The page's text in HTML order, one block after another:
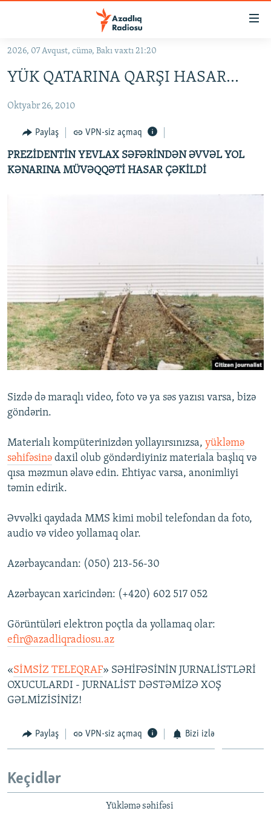
Əsas
qayıt
naviqasiyaya
Axtarışa
keç
#İZAHLA
KORRUPSIOMETR
#ƏSLINDƏ
FƏRQƏ BAX
QANUNI DOĞRU
İNFOQRAFIKA
KARIKATURA
AZƏRBAYCAN ƏDƏBIYYATI KITABXANASI
İSLAM VƏ DEMOKRATIYA
İZ - MƏDƏNIYYƏT PROQRAMI
MISSIYAMIZ
PEŞƏ ETIKASI VƏ JURNALISTIKA STANDARTLARIMIZ
MATERIALLARIMIZDAN ISTIFADƏ
AZADLIQRADIOSU MOBIL TELEFONUNUZDA
BIZIMLƏ ƏLAQƏ
XƏBƏR BÜLLETENLƏRIMIZ
BIZI IZLƏ
RFE/RL-in bütün saytları
2026, 07 Avqust, cümə, Bakı vaxtı 21:20
YÜK QATARINA QARŞI HASAR...
Oktyabr 26, 2010
Paylaş VPN-siz açmaq
PREZİDENTİN YEVLAX SƏFƏRİNDƏN ƏVVƏL YOL
KƏNARINA MÜVƏQQƏTİ HASAR ÇƏKİLDİ
Sizdə də maraqlı video, foto və ya səs yazısı varsa, bizə
göndərin.
Materialı kompüterinizdən yollayırsınızsa, yükləmə
səhifəsinə daxil olub göndərdiyiniz materiala başlıq və
qısa məzmun əlavə edin. Ehtiyac varsa, anonimliyi
təmin edirik.
Əvvəlki qaydada MMS kimi mobil telefondan da foto,
audio və video yollamaq olar.
Azərbaycandan: (050) 213-56-30
Azərbaycan xaricindən: (+420) 602 517 052
Görüntüləri elektron poçtla da yollamaq olar:
efir@azadliqradiosu.az
«SİMSİZ TELEQRAF» SƏHİFƏSİNİN JURNALİSTLƏRİ
OXUCULARDI - JURNALİST DƏSTƏMİZƏ XOŞ
GƏLMİZİSİNİZ!
Paylaş VPN-siz açmaq Bizi izlə
Keçidlər
Yükləmə səhifəsi